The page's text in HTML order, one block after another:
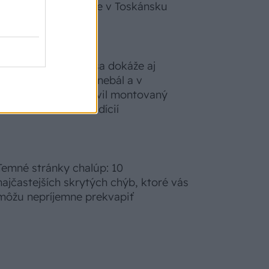
zabudnete, že nie ste v Toskánsku
motorovou pílou sa dokáže aj
podpísať. Slovák sa nebál a v
Čičmanoch si postavil montovaný
v duchu tradícií
stránky chalúp: 10
skrytých chýb, ktoré vás
nepríjemne prekvapiť